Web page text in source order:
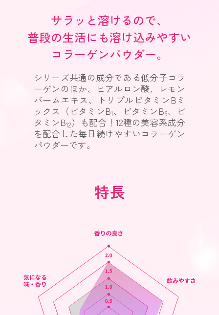
サラッと溶けるので、
普段の生活にも溶け込みやすい
コラーゲンパウダー。
シリーズ共通の成分である低分子コラ
ーゲンのほか、ヒアルロン酸、レモン
バームエキス、トリプルビタミンBミ
ックス（ビタミンB1、ビタミンB6、ビ
タミンB12）も配合！12種の美容系成分
を配合した毎日続けやすいコラーゲン
パウダーです。